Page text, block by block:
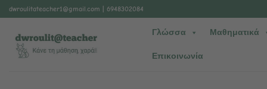
Μετάβαση
στο
περιεχόμενο
dwroulitateacher1@gmail.com | 6948302084
Γλώσσα Μαθηματικά
Επικοινωνία